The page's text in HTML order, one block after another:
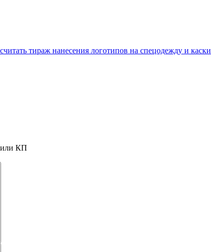
тираж нанесения логотипов на спецодежду и каски
или КП